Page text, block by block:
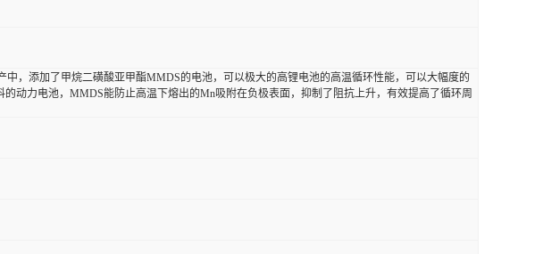
，添加了甲烷二磺酸亚甲酯MMDS的电池，可以极大的高锂电池的高温循环性能，可以大幅度的
动力电池，MMDS能防止高温下熔出的Mn吸附在负极表面，抑制了阻抗上升，有效提高了循环周